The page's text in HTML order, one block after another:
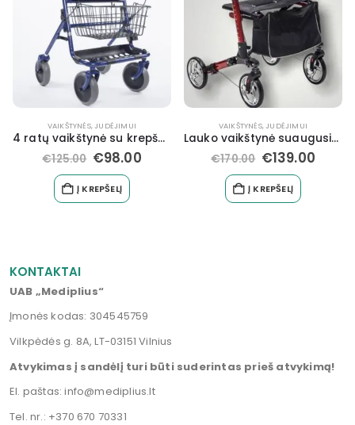
VAIKŠTYNĖS,JUDĖJIMUI
Lauko vaikštynė suaugusiems FARGO
€170.00 €139.00
Į KREPŠELĮ
JUDĖJIMUI,NEĮGALIOJO VEŽIMĖLIAI
Neįgaliojo Vežimėlis Steelman EKO
€219.00 €149.40
Į KREPŠELĮ
KONTAKTAI
UAB „Mediplius“
Įmonės kodas: 304545759
Vilkpėdės g. 8A, LT-03151 Vilnius
Atvykimas į sandėlį turi būti suderintas prieš atvykimą!
El. paštas:info@mediplius.lt
Tel. nr.: +370 670 70331